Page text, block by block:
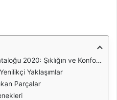
Şıklığın ve Konforun Buluşma Noktası
Yaklaşımlar
Parçalar